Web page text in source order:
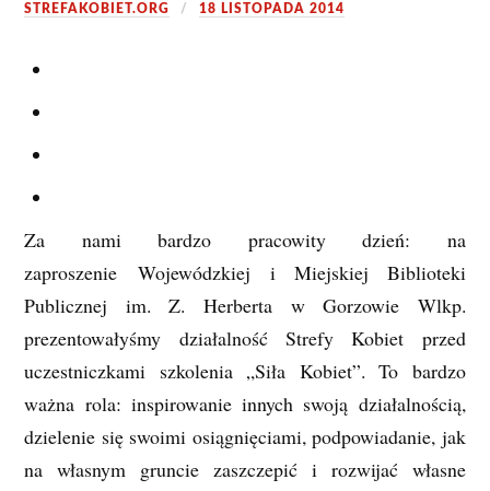
STREFAKOBIET.ORG 18 LISTOPADA 2014
Za nami bardzo pracowity dzień: na
zaproszenie Wojewódzkiej i Miejskiej Biblioteki
Publicznej im. Z. Herberta w Gorzowie Wlkp.
prezentowałyśmy działalność Strefy Kobiet przed
uczestniczkami szkolenia „Siła Kobiet”. To bardzo
ważna rola: inspirowanie innych swoją działalnością,
dzielenie się swoimi osiągnięciami, podpowiadanie, jak
na własnym gruncie zaszczepić i rozwijać własne